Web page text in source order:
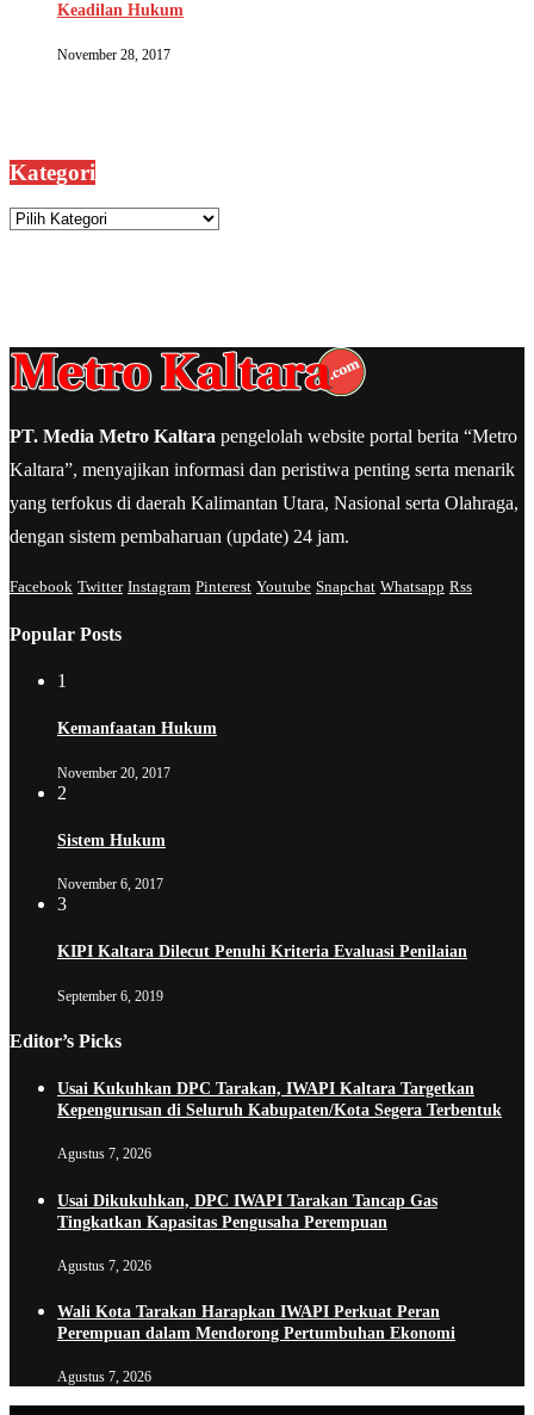
Keadilan Hukum
November 28, 2017
Kategori
Kategori
PT. Media Metro Kaltara pengelolah website portal berita “Metro
Kaltara”, menyajikan informasi dan peristiwa penting serta menarik
yang terfokus di daerah Kalimantan Utara, Nasional serta Olahraga,
dengan sistem pembaharuan (update) 24 jam.
Facebook Twitter Instagram Pinterest Youtube Snapchat Whatsapp Rss
Popular Posts
1
Kemanfaatan Hukum
November 20, 2017
2
Sistem Hukum
November 6, 2017
3
KIPI Kaltara Dilecut Penuhi Kriteria Evaluasi Penilaian
September 6, 2019
Editor’s Picks
Usai Kukuhkan DPC Tarakan, IWAPI Kaltara Targetkan
Kepengurusan di Seluruh Kabupaten/Kota Segera Terbentuk
Agustus 7, 2026
Usai Dikukuhkan, DPC IWAPI Tarakan Tancap Gas
Tingkatkan Kapasitas Pengusaha Perempuan
Agustus 7, 2026
Wali Kota Tarakan Harapkan IWAPI Perkuat Peran
Perempuan dalam Mendorong Pertumbuhan Ekonomi
Agustus 7, 2026